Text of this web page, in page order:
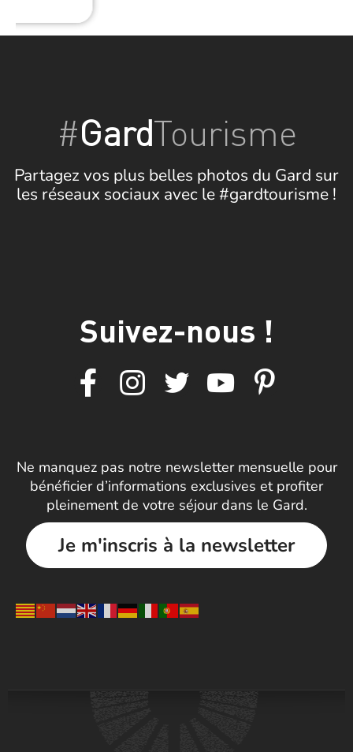
#GardTourisme
Partagez vos plus belles photos du Gard sur
les réseaux sociaux avec le #gardtourisme !
Suivez-nous !
Ne manquez pas notre newsletter mensuelle pour
bénéficier d’informations exclusives et profiter
pleinement de votre séjour dans le Gard.
Je m'inscris à la newsletter